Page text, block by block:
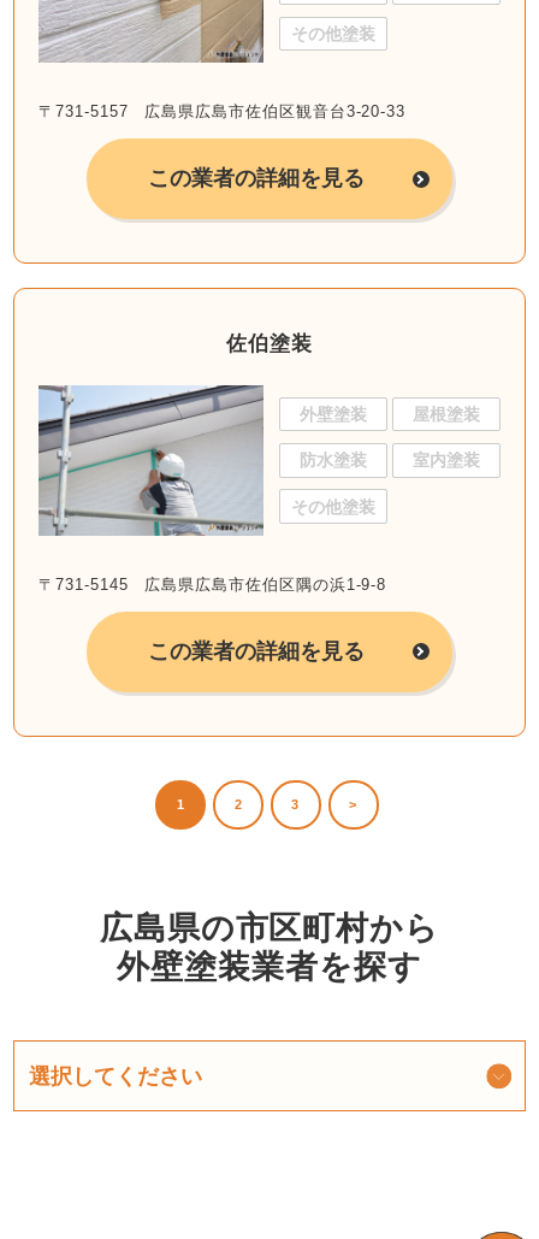
その他塗装
〒731-5157 広島県広島市佐伯区観音台3-20-33
この業者の詳細を見る
佐伯塗装
外壁塗装 屋根塗装
防水塗装 室内塗装
その他塗装
〒731-5145 広島県広島市佐伯区隅の浜1-9-8
この業者の詳細を見る
1 2 3 >
広島県の市区町村から
外壁塗装業者を探す